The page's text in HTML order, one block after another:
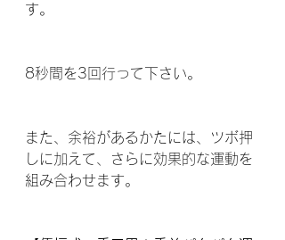
す。
8秒間を3回行って下さい。
また、余裕があるかたには、ツボ押
しに加えて、さらに効果的な運動を
組み合わせます。